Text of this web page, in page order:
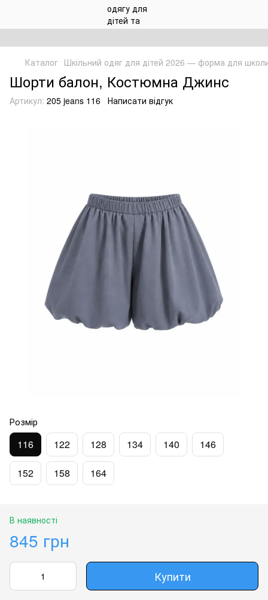
Каталог Шкільний одяг для дітей 2026 — форма для
Шорти балон, Костюмна Джинс
Артикул: 205 jeans 116 Написати відгук
Розмір
116 122 128 134 140 146
152 158 164
В наявності
845 грн
Купити